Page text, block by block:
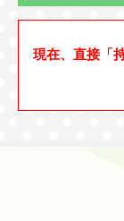
現在、直接「